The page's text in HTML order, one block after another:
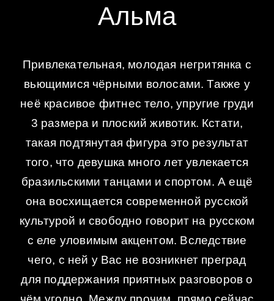
Альма
Привлекательная, молодая негритянка с
вьющимися чёрными волосами. Также у
неё красивое фитнес тело, упругие груди
3 размера и плоский животик. Кстати,
такая подтянутая фигура это результат
того, что девушка много лет увлекается
бразильскими танцами и спортом. А ещё
она восхищается современной русской
культурой и свободно говорит на русском
с еле уловимым акцентом. Вследствие
чего, с ней у Вас не возникнет преград
для поддержания приятных разговоров о